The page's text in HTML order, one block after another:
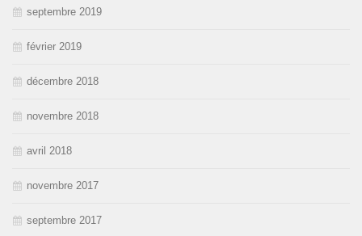
septembre 2019
février 2019
décembre 2018
novembre 2018
avril 2018
novembre 2017
septembre 2017